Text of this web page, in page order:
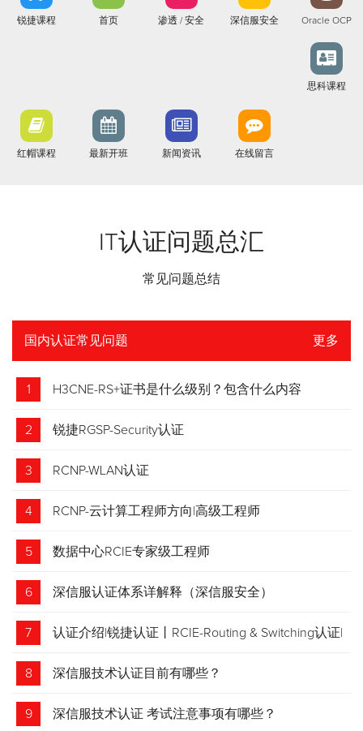
锐捷课程 首页 渗透 / 安全 深信服安全 Oracle OCP
思科课程
红帽课程 最新开班 新闻资讯 在线留言
IT认证问题总汇
常见问题总结
国内认证常见问题 更多
1 H3CNE-RS+证书是什么级别？包含什么内容
2 锐捷RGSP-Security认证
3 RCNP-WLAN认证
4 RCNP-云计算工程师方向|高级工程师
5 数据中心RCIE专家级工程师
6 深信服认证体系详解释（深信服安全）
7 认证介绍|锐捷认证丨RCIE-Routing & Switching认证|
专家级网络工程师
8 深信服技术认证目前有哪些？
9 深信服技术认证 考试注意事项有哪些？